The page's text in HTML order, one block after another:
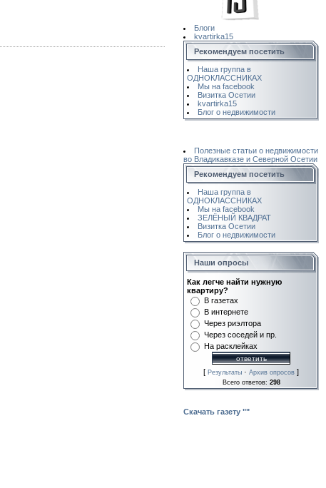
Блоги
kvartirka15
Рекомендуем посетить
Наша группа в
ОДНОКЛАССНИКАХ
Мы на facebook
Визитка Осетии
kvartirka15
Блог о недвижимости
Полезные статьи о недвижимости
во Владикавказе и Северной Осетии
Рекомендуем посетить
Наша группа в
ОДНОКЛАССНИКАХ
Мы на facebook
ЗЕЛЁНЫЙ КВАДРАТ
Визитка Осетии
Блог о недвижимости
Наши опросы
Как легче найти нужную
квартиру?
В газетах
В интернете
Через риэлтора
Через соседей и пр.
На расклейках
[ Результаты · Архив опросов ]
Всего ответов: 298
Скачать газету ""